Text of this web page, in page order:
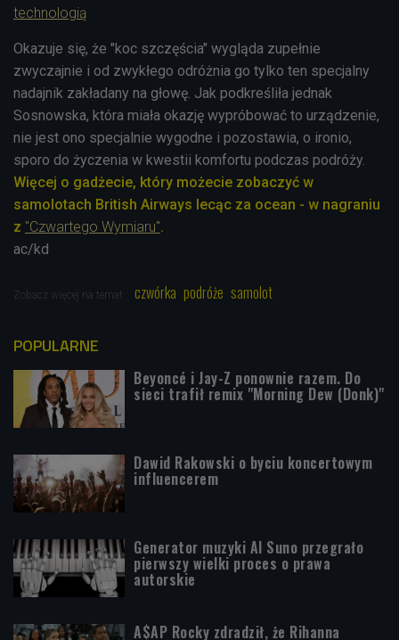
technologią
Okazuje się, że "koc szczęścia" wygląda zupełnie
zwyczajnie i od zwykłego odróżnia go tylko ten specjalny
nadajnik zakładany na głowę. Jak podkreśliła jednak
Sosnowska, która miała okazję wypróbować to urządzenie,
nie jest ono specjalnie wygodne i pozostawia, o ironio,
sporo do życzenia w kwestii komfortu podczas podróży.
Więcej o gadżecie, który możecie zobaczyć w
samolotach British Airways lecąc za ocean - w nagraniu
z "Czwartego Wymiaru".
ac/kd
Zobacz więcej na temat: czwórka podróże samolot
POPULARNE
Beyoncé i Jay-Z ponownie razem. Do
sieci trafił remix "Morning Dew (Donk)"
Dawid Rakowski o byciu koncertowym
influencerem
Generator muzyki AI Suno przegrało
pierwszy wielki proces o prawa
autorskie
A$AP Rocky zdradził, że Rihanna